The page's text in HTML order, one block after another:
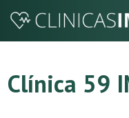
Saltar
Clínica 59